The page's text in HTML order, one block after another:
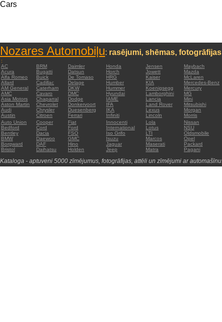
Cars
Nozares Automobiļu: rasējumi, shēmas,
:
AC
BRM Daimler Honda Jensen
Maybach
Acura
Bugatti Datsun Horch Jowett
Mazda
Alfa Romeo
Buick De Tomaso HRG Kaiser
McLaren
Allard
Cadillac Delage Humber KIA
Mercedes-Benz
AM General
Caterham DKW Hummer Koenigsegg
Mercury
AMC
Cavaro DMC Hyundai Lamborghini
MG
Asia Motors
Chaparral Dodge IAME Lancia
Mini
Aston Martin
Chevrolet Donkervoort IFA Land Rover
Mitsubishi
Audi
Chrysler Duesenberg IKA Lexus
Morgan
Austin
Citroen Ferrari Infiniti Lincoln
Morris
Auto Union
Cooper Fiat Innocenti Lola
Nissan
Bedford
Cord Ford International Lotus
NSU
Bentley
Dacia FSO Iso Grifo LTI
Oldsmobile
BMW
Daewoo GMC Isuzu Marcos
Opel
Borgward
DAF Hino Jaguar Maserati
Packard
Bristol
Daihatsu Holden Jeep Matra Pagani
Kataloga - aptuveni 5000 zīmējumus, fotogrāfijas, attēli un zīmējumi ar